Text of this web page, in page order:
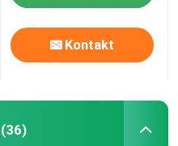
Kontakt
(36)